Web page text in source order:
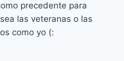
precedente para
las veteranas o las
como yo (: